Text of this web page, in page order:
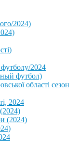
2024)
2024
футбол)
області сезон
2024
(2024)